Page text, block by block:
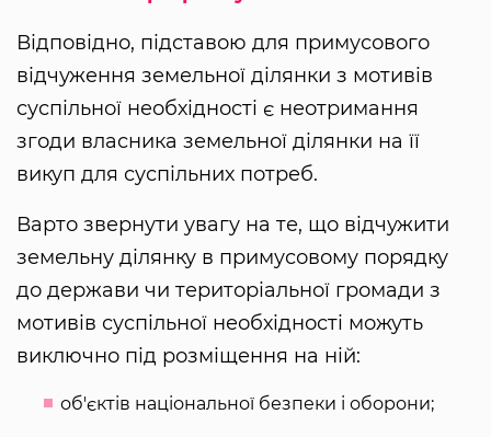
Відповідно, підставою для примусового
відчуження земельної ділянки з мотивів
суспільної необхідності є неотримання
згоди власника земельної ділянки на її
викуп для суспільних потреб.
Варто звернути увагу на те, що відчужити
земельну ділянку в примусовому порядку
до держави чи територіальної громади з
мотивів суспільної необхідності можуть
виключно під розміщення на ній:
об'єктів національної безпеки і оборони;